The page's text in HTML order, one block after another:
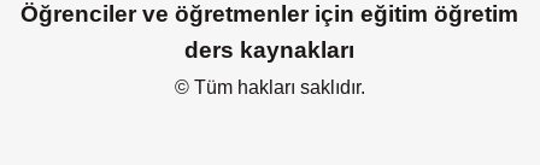
Öğrenciler ve öğretmenler için eğitim öğretim
ders kaynakları
© Tüm hakları saklıdır.